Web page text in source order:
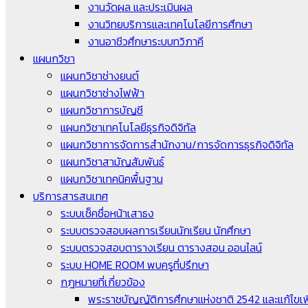
งานวัดผล และประเมินผล
งานวิทยบริการและเทคโนโลยีการศึกษา
งานอาชีวศึกษาระบบทวิภาคี
แผนกวิชา
แผนกวิชาช่างยนต์
แผนกวิชาช่างไฟฟ้า
แผนกวิชาการบัญชี
แผนกวิชาเทคโนโลยีธุรกิจดิจิทัล
แผนกวิชาการจัดการสำนักงาน/การจัดการธุรกิจดิจิทัล
แผนกวิชาสามัญสัมพันธ์
แผนกวิชาเทคนิคพื้นฐาน
บริการสารสนเทศ
ระบบเช็คชื่อหน้าเสาธง
ระบบตรวจสอบผลการเรียนนักเรียน นักศึกษา
ระบบตรวจสอบตารางเรียน ตารางสอน ออนไลน์
ระบบ HOME ROOM พบครูที่ปรึกษา
กฎหมายที่เกี่ยวข้อง
พระราชบัญญัติการศึกษาแห่งชาติ 2542 และแก้ไขเ